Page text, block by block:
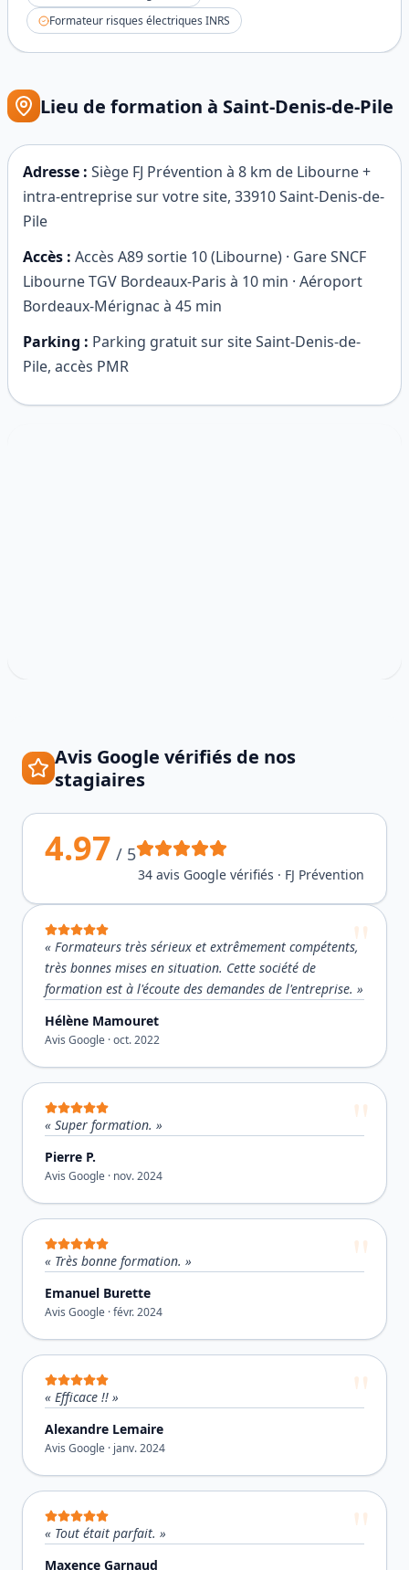
Formateur risques électriques INRS
Lieu de formation à Saint-Denis-de-Pile
Adresse : Siège FJ Prévention à 8 km de Libourne +
intra-entreprise sur votre site, 33910Saint-Denis-de-
Pile
Accès : Accès A89 sortie 10 (Libourne) · Gare SNCF
Libourne TGV Bordeaux-Paris à 10 min · Aéroport
Bordeaux-Mérignac à 45 min
Parking : Parking gratuit sur site Saint-Denis-de-
Pile, accès PMR
Avis Google vérifiés de nos
stagiaires
4.97 / 5
34 avis Google vérifiés · FJ Prévention
« Formateurs très sérieux et extrêmement compétents,
très bonnes mises en situation. Cette société de
formation est à l'écoute des demandes de l'entreprise. »
Hélène Mamouret
Avis Google ·oct. 2022
« Super formation. »
Pierre P.
Avis Google · nov. 2024
« Très bonne formation. »
Emanuel Burette
Avis Google ·févr. 2024
« Efficace !! »
Alexandre Lemaire
Avis Google · janv. 2024
« Tout était parfait. »
Maxence Garnaud